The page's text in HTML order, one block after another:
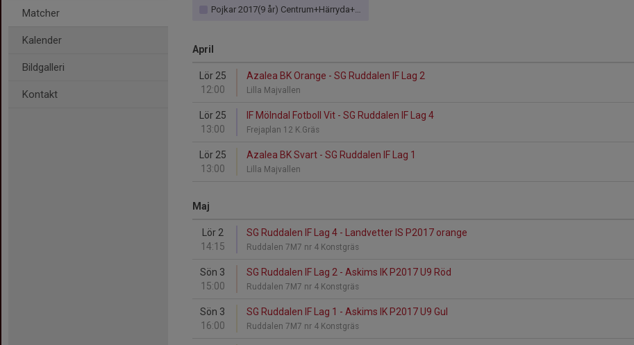
Matcher
Kalender
Bildgalleri
Kontakt
Pojkar 2017(9 år) Centrum+Härryda+Mölndal+Väster Grupp B Vår
April
Lör 25
12:00
Azalea BK Orange - SG Ruddalen IF Lag 2
Lilla Majvallen
Lör 25
13:00
IF Mölndal Fotboll Vit - SG Ruddalen IF Lag 4
Frejaplan 12 K.Gräs
Lör 25
13:00
Azalea BK Svart - SG Ruddalen IF Lag 1
Lilla Majvallen
Maj
Lör 2
14:15
SG Ruddalen IF Lag 4 - Landvetter IS P2017 orange
Ruddalen 7M7 nr 4 Konstgräs
Sön 3
15:00
SG Ruddalen IF Lag 2 - Askims IK P2017 U9 Röd
Ruddalen 7M7 nr 4 Konstgräs
Sön 3
16:00
SG Ruddalen IF Lag 1 - Askims IK P2017 U9 Gul
Ruddalen 7M7 nr 4 Konstgräs